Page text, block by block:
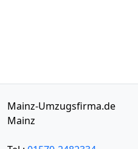
Mainz-Umzugsfirma.de
Mainz